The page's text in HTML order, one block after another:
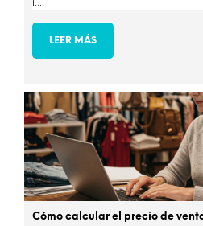
LEER MÁS
Cómo calcular el precio de